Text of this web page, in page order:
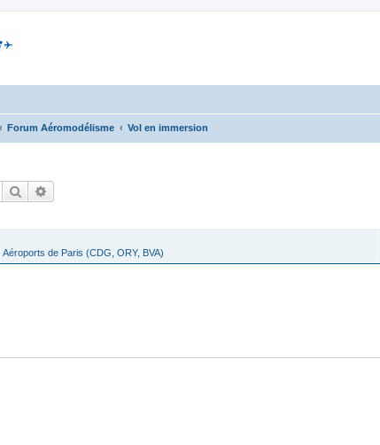
Forum Aéromodélisme Vol en immersion
Rechercher
Aéroports de Paris (CDG, ORY, BVA)